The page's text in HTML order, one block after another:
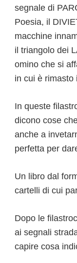
segnale di
Poesia, il
macchine
il triangolo dei
omino che si
in cui è
In queste
dicono cose
anche a
perfetta per
Un libro dal
cartelli di cui
Dopo le
ai segnali
capire cosa